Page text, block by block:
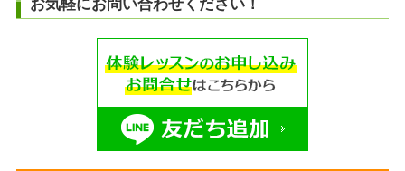
お気軽にお問い合わせください！